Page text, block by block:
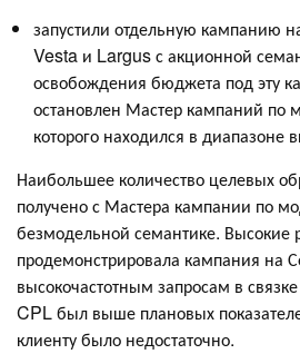
запустили отдельную кампанию
Vesta и Largus с акционной
освобождения бюджета под эту
остановлен Мастер кампаний по
которого находился в
Наибольшее количество целевых
получено с Мастера кампании по
безмодельной семантике. Высокие
продемонстрировала кампания на
высокочастотным запросам в
CPL был выше плановых
клиенту было недостаточно.